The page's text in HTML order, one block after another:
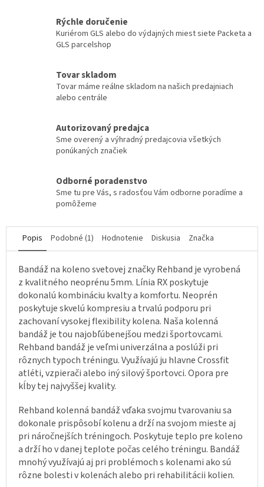
Rýchle doručenie
Kuriérom GLS alebo do výdajných miest siete Packeta a
GLS parcelshop
Tovar skladom
Tovar máme reálne skladom na našich predajniach
alebo centrále
Autorizovaný predajca
Sme overený a výhradný predajcovia všetkých
ponúkaných značiek
Odborné poradenstvo
Sme tu pre Vás, s radosťou Vám odborne poradíme a
pomôžeme
Popis Podobné (1) Hodnotenie Diskusia Značka
Bandáž na koleno svetovej značky Rehband je vyrobená
z kvalitného neoprénu 5mm. Línia RX poskytuje
dokonalú kombináciu kvalty a komfortu. Neoprén
poskytuje skvelú kompresiu a trvalú podporu pri
zachovaní vysokej flexibility kolena. Naša kolenná
bandáž je tou najobľúbenejšou medzi športovcami.
Rehband bandáž je veľmi univerzálna a poslúži pri
rôznych typoch tréningu. Využívajú ju hlavne Crossfit
atléti, vzpierači alebo iný silový športovci. Opora pre
kĺby tej najvyššej kvality.
Rehband kolenná bandáž vďaka svojmu tvarovaniu sa
dokonale prispôsobí kolenu a drží na svojom mieste aj
pri náročnejších tréningoch. Poskytuje teplo pre koleno
a drží ho v danej teplote počas celého tréningu. Bandáž
mnohý využívajú aj pri problémoch s kolenami ako sú
rôzne bolesti v kolenách alebo pri rehabilitácii kolien.